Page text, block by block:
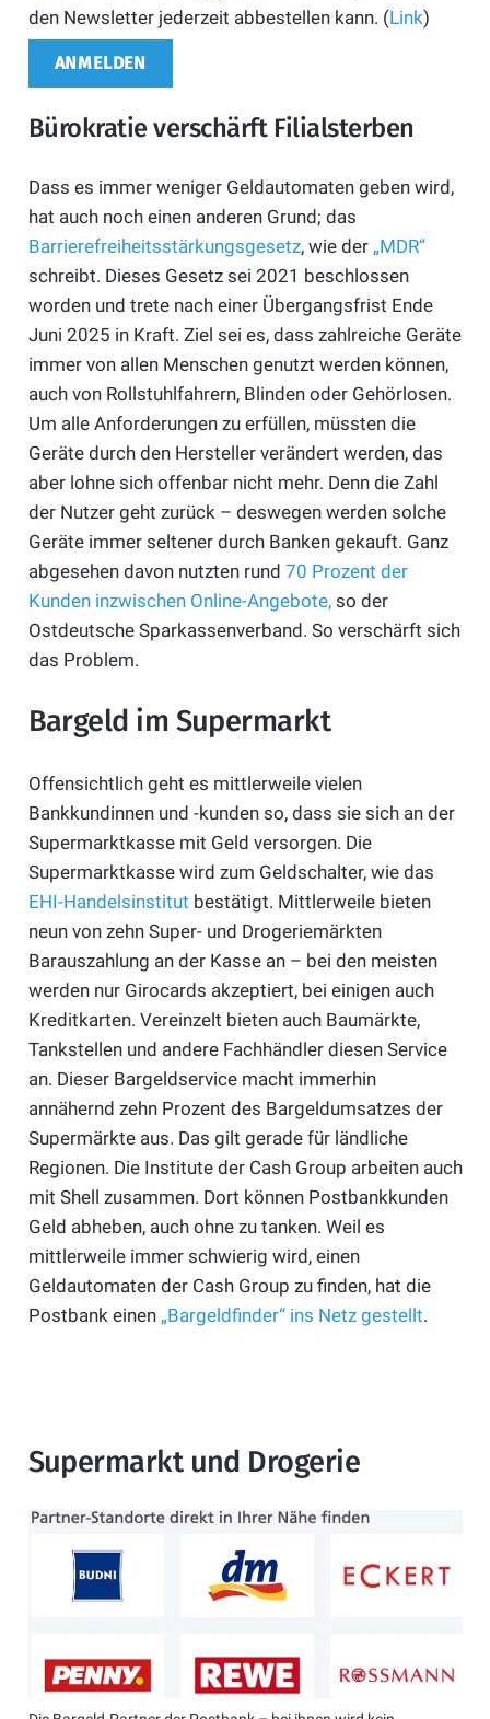
den Newsletter jederzeit abbestellen kann. (Link)
Bürokratie verschärft Filialsterben
Dass es immer weniger Geldautomaten geben wird,
hat auch noch einen anderen Grund; das
Barrierefreiheitsstärkungsgesetz, wie der „MDR“
schreibt. Dieses Gesetz sei 2021 beschlossen
worden und trete nach einer Übergangsfrist Ende
Juni 2025 in Kraft. Ziel sei es, dass zahlreiche Geräte
immer von allen Menschen genutzt werden können,
auch von Rollstuhlfahrern, Blinden oder Gehörlosen.
Um alle Anforderungen zu erfüllen, müssten die
Geräte durch den Hersteller verändert werden, das
aber lohne sich offenbar nicht mehr. Denn die Zahl
der Nutzer geht zurück – deswegen werden solche
Geräte immer seltener durch Banken gekauft. Ganz
abgesehen davon nutzten rund 70 Prozent der
Kunden inzwischen Online-Angebote,so der
Ostdeutsche Sparkassenverband. So verschärft sich
das Problem.
Bargeld im Supermarkt
Offensichtlich geht es mittlerweile vielen
Bankkundinnen und -kunden so, dass sie sich an der
Supermarktkasse mit Geld versorgen. Die
Supermarktkasse wird zum Geldschalter, wie das
EHI-Handelsinstitut bestätigt. Mittlerweile bieten
neun von zehn Super- und Drogeriemärkten
Barauszahlung an der Kasse an – bei den meisten
werden nur Girocards akzeptiert, bei einigen auch
Kreditkarten. Vereinzelt bieten auch Baumärkte,
Tankstellen und andere Fachhändler diesen Service
an. Dieser Bargeldservice macht immerhin
annähernd zehn Prozent des Bargeldumsatzes der
Supermärkte aus. Das gilt gerade für ländliche
Regionen. Die Institute der Cash Group arbeiten auch
mit Shell zusammen. Dort können Postbankkunden
Geld abheben, auch ohne zu tanken. Weil es
mittlerweile immer schwierig wird, einen
Geldautomaten der Cash Group zu finden, hat die
Postbank einen „Bargeldfinder“ ins Netz gestellt.
Supermarkt und Drogerie